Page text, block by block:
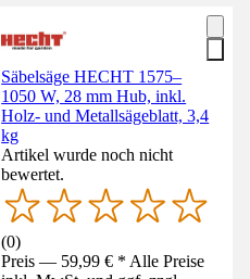
Säbelsäge HECHT 1575–
1050 W, 28 mm Hub, inkl.
Holz- und Metallsägeblatt, 3,4
kg
Artikel wurde noch nicht
bewertet.
(0)
Preis — 59,99 € * Alle Preise